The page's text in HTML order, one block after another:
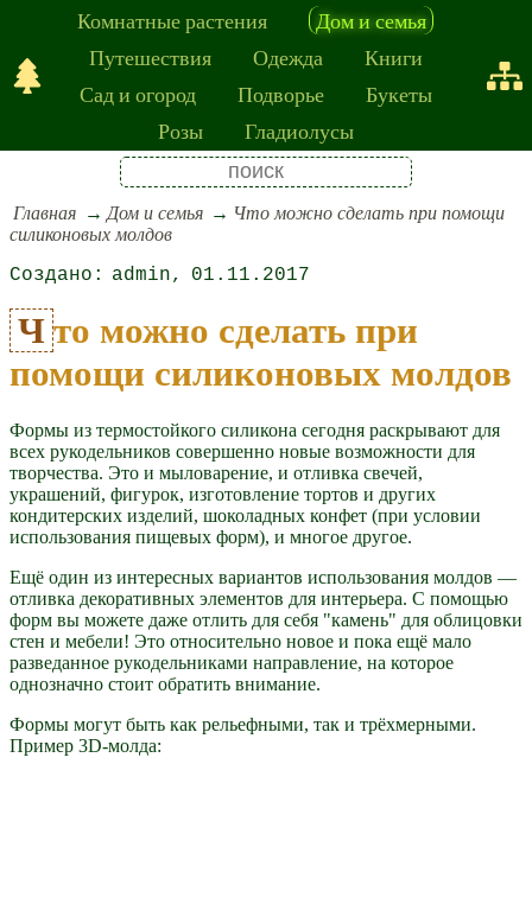
Комнатные растения
Дом и семья
Путешествия
Одежда
Книги
Сад и огород
Подворье
Букеты
Розы
Гладиолусы
Главная Дом и семья
Что можно сделать при помощи
силиконовых молдов
admin 01.11.2017
Что можно сделать при
помощи силиконовых молдов
Формы из термостойкого силикона сегодня раскрывают для
всех рукодельников совершенно новые возможности для
творчества. Это и мыловарение, и отливка свечей,
украшений, фигурок, изготовление тортов и других
кондитерских изделий, шоколадных конфет (при условии
использования пищевых форм), и многое другое.
Ещё один из интересных вариантов использования молдов —
отливка декоративных элементов для интерьера. С помощью
форм вы можете даже отлить для себя "камень" для облицовки
стен и мебели! Это относительно новое и пока ещё мало
разведанное рукодельниками направление, на которое
однозначно стоит обратить внимание.
Формы могут быть как рельефными, так и трёхмерными.
Пример 3D-молда: